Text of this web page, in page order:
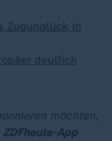
Zugunglück in
deutlich
möchten,
ZDFheute-App